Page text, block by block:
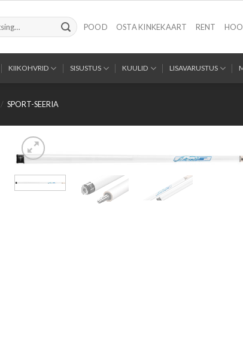
POOD OSTA KINKEKAART RENT
KIIKOHVRID SISUSTUS KUULID LISAVARUSTUS
/ SPORT-SEERIA